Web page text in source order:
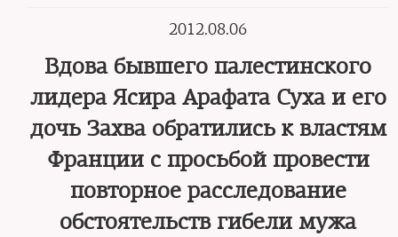
2012.08.06
Вдова бывшего палестинского
лидера Ясира Арафата Суха и его
дочь Захва обратились к властям
Франции с просьбой провести
повторное расследование
обстоятельств гибели мужа